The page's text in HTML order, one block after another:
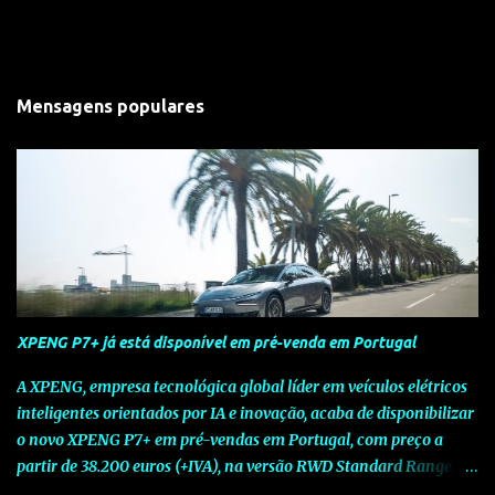
Mensagens populares
XPENG P7+ já está disponível em pré-venda em Portugal
A XPENG, empresa tecnológica global líder em veículos elétricos
inteligentes orientados por IA e inovação, acaba de disponibilizar
o novo XPENG P7+ em pré-vendas em Portugal, com preço a
partir de 38.200 euros (+IVA), na versão RWD Standard Range.